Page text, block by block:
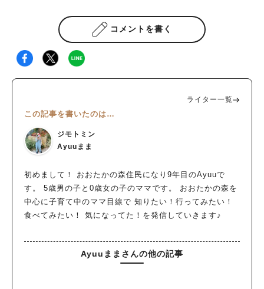
コメントを書く
ライター一覧
この記事を書いたのは…
ジモトミン
Ayuuまま
初めまして！ おおたかの森住民になり9年目のAyuuで
す。 5歳男の子と0歳女の子のママです。 おおたかの森を
中心に子育て中のママ目線で 知りたい！行ってみたい！
食べてみたい！ 気になってた！を発信していきます♪
Ayuuままさんの他の記事